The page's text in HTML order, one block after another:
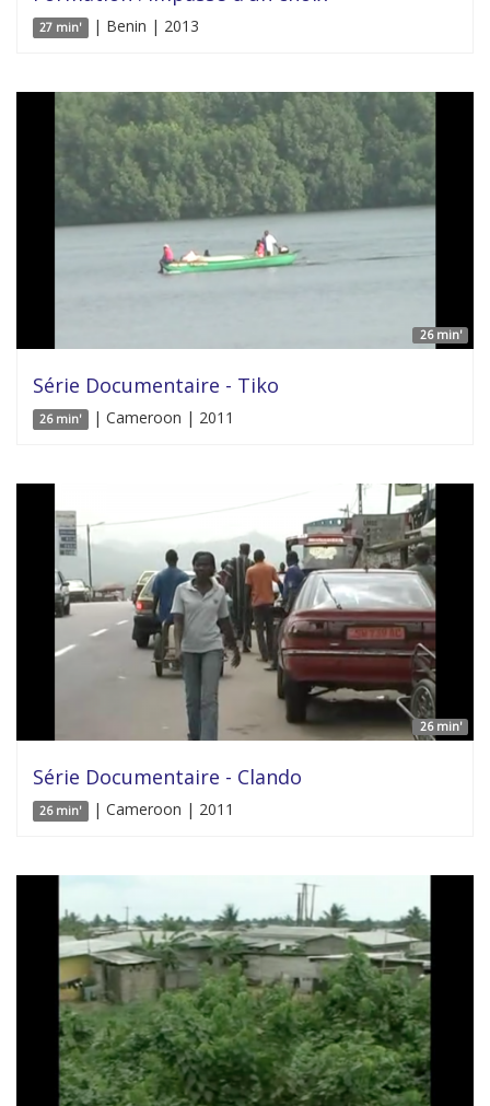
27 min' | Benin | 2013
26 min'
Série Documentaire - Tiko
26 min' | Cameroon | 2011
26 min'
Série Documentaire - Clando
26 min' | Cameroon | 2011